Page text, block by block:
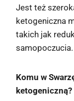
Jest też
ketogeniczna
takich jak
samopoczucia.
Komu w
ketogeniczną?